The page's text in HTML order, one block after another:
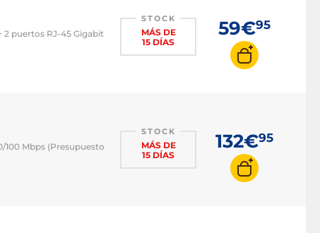
puertos RJ-45 Gigabit
STOCK
MÁS DE
15 DÍAS
59€95
100 Mbps (Presupuesto
STOCK
MÁS DE
15 DÍAS
132€95